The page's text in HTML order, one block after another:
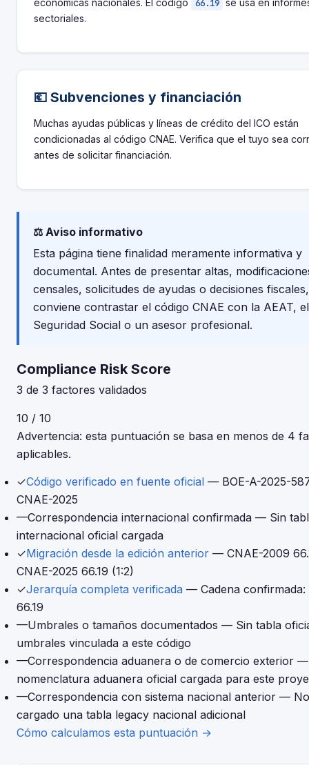
económicas nacionales. El código 66.19 se usa en
sectoriales.
💶 Subvenciones y financiación
Muchas ayudas públicas y líneas de crédito del ICO están
condicionadas al código CNAE. Verifica que el tuyo sea
antes de solicitar financiación.
⚖️ Aviso informativo
Esta página tiene finalidad meramente informativa y
documental. Antes de presentar altas,
censales, solicitudes de ayudas o decisiones fiscales,
conviene contrastar el código CNAE con la AEAT,
Seguridad Social o un asesor profesional.
Compliance Risk Score
3 de 3 factores validados
10 / 10
Advertencia: esta puntuación se basa en menos de 4
aplicables.
✓Código verificado en fuente oficial — BOE-A-2025-
CNAE-2025
—Correspondencia internacional confirmada — Sin
internacional oficial cargada
✓Migración desde la edición anterior — CNAE-2009
CNAE-2025 66.19 (1:2)
✓Jerarquía completa verificada — Cadena
66.19
—Umbrales o tamaños documentados — Sin tabla
umbrales vinculada a este código
—Correspondencia aduanera o de comercio exterior —
nomenclatura aduanera oficial cargada para este
—Correspondencia con sistema nacional anterior —
cargado una tabla legacy nacional adicional
Cómo calculamos esta puntuación →